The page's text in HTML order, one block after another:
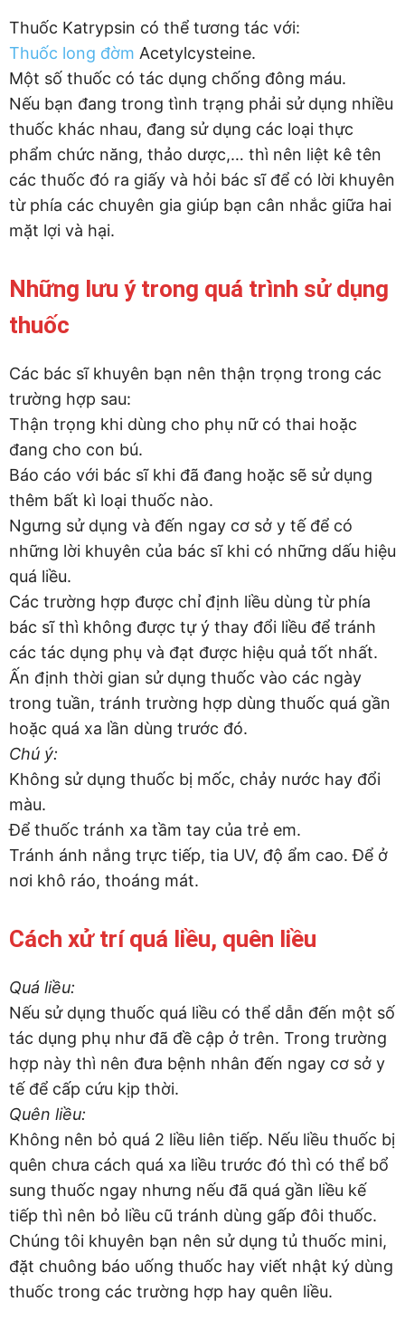
Thuốc Katrypsin có thể tương tác với:
Thuốc long đờm Acetylcysteine.
Một số thuốc có tác dụng chống đông máu.
Nếu bạn đang trong tình trạng phải sử dụng nhiều
thuốc khác nhau, đang sử dụng các loại thực
phẩm chức năng, thảo dược,… thì nên liệt kê tên
các thuốc đó ra giấy và hỏi bác sĩ để có lời khuyên
từ phía các chuyên gia giúp bạn cân nhắc giữa hai
mặt lợi và hại.
Những lưu ý trong quá trình sử dụng
thuốc
Các bác sĩ khuyên bạn nên thận trọng trong các
trường hợp sau:
Thận trọng khi dùng cho phụ nữ có thai hoặc
đang cho con bú.
Báo cáo với bác sĩ khi đã đang hoặc sẽ sử dụng
thêm bất kì loại thuốc nào.
Ngưng sử dụng và đến ngay cơ sở y tế để có
những lời khuyên của bác sĩ khi có những dấu hiệu
quá liều.
Các trường hợp được chỉ định liều dùng từ phía
bác sĩ thì không được tự ý thay đổi liều để tránh
các tác dụng phụ và đạt được hiệu quả tốt nhất.
Ấn định thời gian sử dụng thuốc vào các ngày
trong tuần, tránh trường hợp dùng thuốc quá gần
hoặc quá xa lần dùng trước đó.
Chú ý:
Không sử dụng thuốc bị mốc, chảy nước hay đổi
màu.
Để thuốc tránh xa tầm tay của trẻ em.
Tránh ánh nắng trực tiếp, tia UV, độ ẩm cao. Để ở
nơi khô ráo, thoáng mát.
Cách xử trí quá liều, quên liều
Quá liều:
Nếu sử dụng thuốc quá liều có thể dẫn đến một số
tác dụng phụ như đã đề cập ở trên. Trong trường
hợp này thì nên đưa bệnh nhân đến ngay cơ sở y
tế để cấp cứu kịp thời.
Quên liều:
Không nên bỏ quá 2 liều liên tiếp. Nếu liều thuốc bị
quên chưa cách quá xa liều trước đó thì có thể bổ
sung thuốc ngay nhưng nếu đã quá gần liều kế
tiếp thì nên bỏ liều cũ tránh dùng gấp đôi thuốc.
Chúng tôi khuyên bạn nên sử dụng tủ thuốc mini,
đặt chuông báo uống thuốc hay viết nhật ký dùng
thuốc trong các trường hợp hay quên liều.